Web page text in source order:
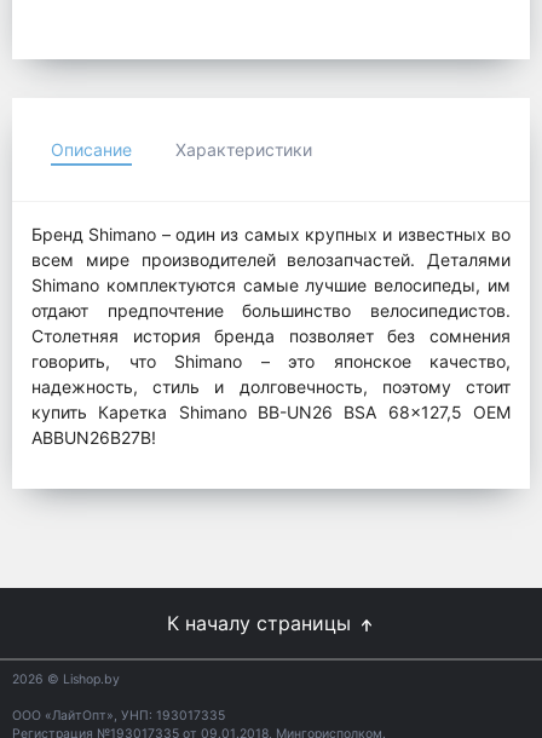
Описание Характеристики
Бренд Shimano – один из самых крупных и известных во
всем мире производителей велозапчастей. Деталями
Shimano комплектуются самые лучшие велосипеды, им
отдают предпочтение большинство велосипедистов.
Столетняя история бренда позволяет без сомнения
говорить, что Shimano – это японское качество,
надежность, стиль и долговечность, поэтому стоит
купить Каретка Shimano BB-UN26 BSA 68x127,5 OEM
ABBUN26B27B!
К началу страницы
2026 © Lishop.by
ООО «ЛайтОпт», УНП: 193017335
Регистрация №193017335 от 09.01.2018, Мингорисполком.